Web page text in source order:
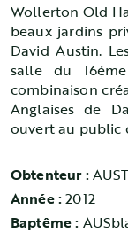
Wollerton Old
beaux jardins
David Austin.
salle du
combinaison
Anglaises de
ouvert au public
Obtenteur :
Année :2012
Baptême :